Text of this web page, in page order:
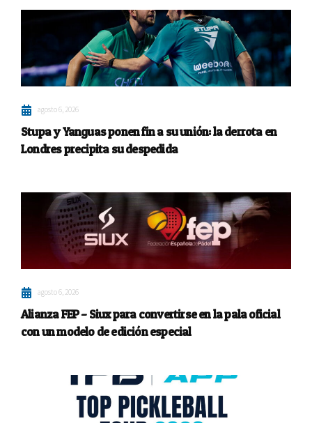
agosto 6, 2026
Stupa y Yanguas ponen fin a su unión: la derrota en
Londres precipita su despedida
agosto 6, 2026
Alianza FEP – Siux para convertirse en la pala oficial
con un modelo de edición especial